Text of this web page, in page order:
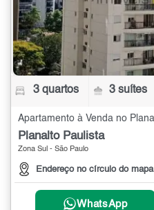
3 quartos 3 suítes
Planalto Paulista
Zona Sul - São Paulo
Endereço no círculo do mapa
WhatsApp